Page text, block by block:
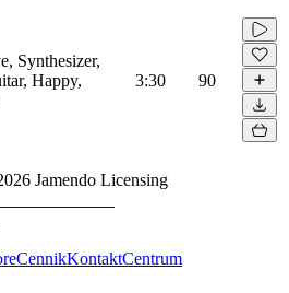
Synthesizer,
Happy,
3:30 90
Jamendo Licensing
CennikKontaktCentrum